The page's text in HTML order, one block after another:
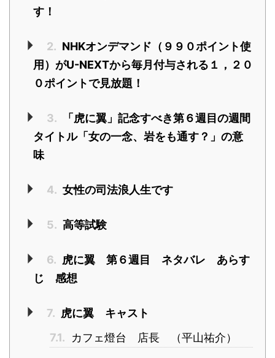
す！
2. NHKオンデマンド（９９０ポイント使
用）がU-NEXTから毎月付与される１，２０
０ポイントで見放題！
3.
「虎に翼」記念すべき第６週目の週間
タイトル「女の一念、岩をも通す？」の意
味
4. 女性の司法浪人生です
5. 高等試験
6. 虎に翼 第６週目 ネタバレ あらす
じ 感想
7. 虎に翼 キャスト
7.1.
カフェ燈台 店長 （平山祐介）